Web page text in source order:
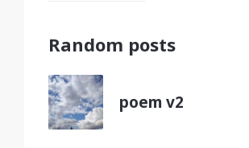
Random posts
poem v2